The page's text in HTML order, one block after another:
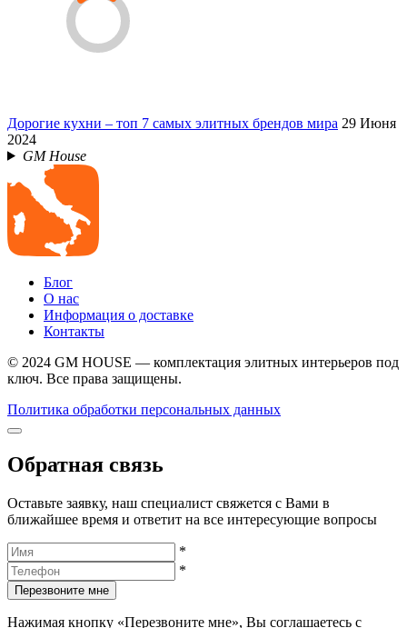
Дорогие кухни – топ 7 самых элитных брендов мира 29 Июня
2024
GM House
Блог
О нас
Информация о доставке
Контакты
© 2024 GM HOUSE — комплектация элитных интерьеров под
ключ. Все права защищены.
Политика обработки персональных данных
Обратная связь
Оставьте заявку, наш специалист свяжется с Вами в
ближайшее время и ответит на все интересующие вопросы
*
*
Перезвоните мне
Нажимая кнопку «Перезвоните мне», Вы соглашаетесь с